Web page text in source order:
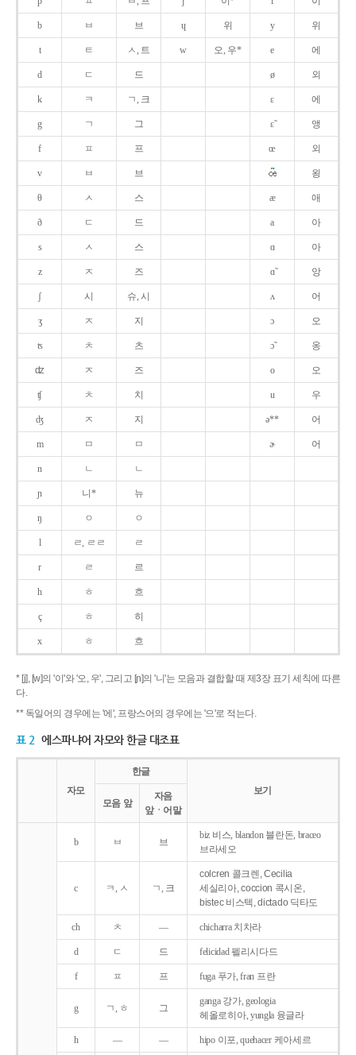
b ㅂ 브 ɥ 위 y 위
t ㅌ ㅅ, 트 w 오, 우* e 에
d ㄷ 드 ø 외
k ㅋ ㄱ, 크 ɛ 에
g ㄱ 그 ɛ̃ 앵
f ㅍ 프 œ 외
v ㅂ 브 욍
θ ㅅ 스 æ 애
ð ㄷ 드 a 아
s ㅅ 스 ɑ 아
z ㅈ 즈 ɑ̃ 앙
ʃ 시 슈, 시 ʌ 어
ʒ ㅈ 지 ɔ 오
ʦ ㅊ 츠 ɔ̃ 옹
ʣ ㅈ 즈 o 오
ʧ ㅊ 치 u 우
ʤ ㅈ 지 ə** 어
m ㅁ ㅁ ɚ 어
n ㄴ ㄴ
ɲ 니* 뉴
ŋ ㅇ ㅇ
l ㄹ, ㄹㄹ ㄹ
r ㄹ 르
h ㅎ 흐
ç ㅎ 히
x ㅎ 흐
* [j], [w]의 '이'와 '오, 우', 그리고 [ɲ]의 '니'는 모음과 결합할 때 제3장 표기 세칙에 따른
다.
** 독일어의 경우에는 '에', 프랑스어의 경우에는 '으'로 적는다.
표 2 에스파냐어 자모와 한글 대조표
자모
한글
보기
모음 앞
자음
앞ㆍ어말
b ㅂ 브
biz 비스, blandon 블란돈, braceo
브라세오
c ㅋ, ㅅ ㄱ, 크
colcren 콜크렌, Cecilia
세실리아, coccion 콕시온,
bistec 비스텍, dictado 딕타도
ch ㅊ ― chicharra 치차라
d ㄷ 드 felicidad 펠리시다드
f ㅍ 프 fuga 푸가, fran 프란
g ㄱ, ㅎ 그
ganga 강가, geologia
헤올로히아, yungla 융글라
h ― ― hipo 이포, quehacer 케아세르